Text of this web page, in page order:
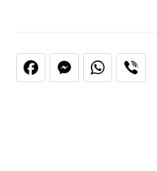
FacebookMessengerWhatsApp